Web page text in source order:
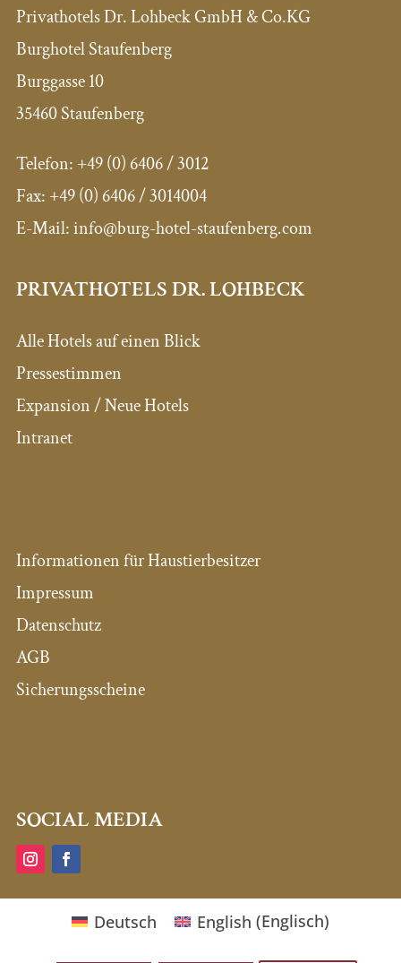
Privathotels Dr. Lohbeck GmbH & Co.KG
Burghotel Staufenberg
Burggasse 10
35460 Staufenberg
Telefon: +49 (0) 6406 / 3012
Fax: +49 (0) 6406 / 3014004
E-Mail: info@burg-hotel-staufenberg.com
PRIVATHOTELS DR. LOHBECK
Alle Hotels auf einen Blick
Pressestimmen
Expansion / Neue Hotels
Intranet
Informationen für Haustierbesitzer
Impressum
Datenschutz
AGB
Sicherungsscheine
SOCIAL MEDIA
Deutsch English (Englisch)